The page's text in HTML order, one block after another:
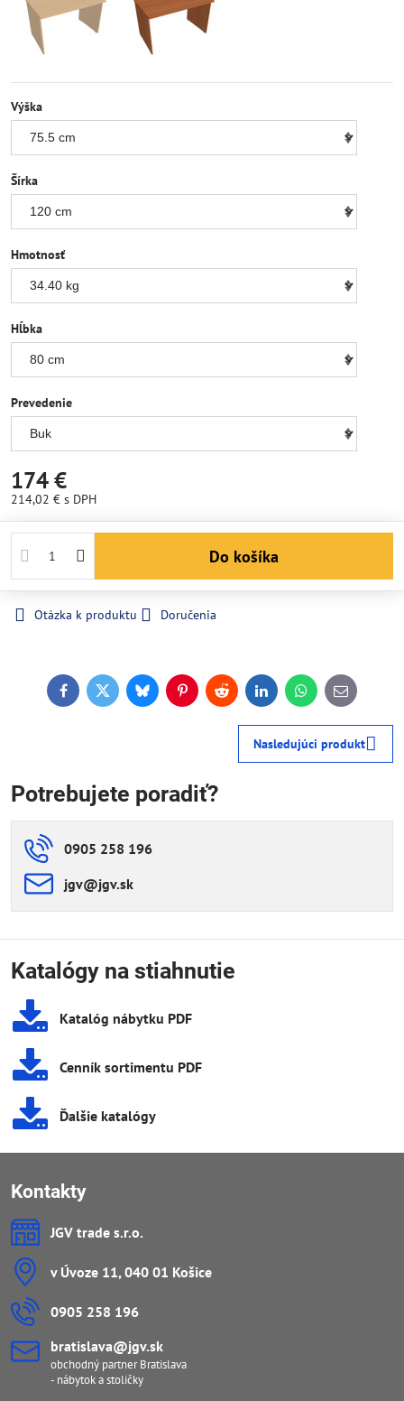
Výška
Šírka
Hmotnosť
Hĺbka
Prevedenie
174 €
214,02 € s DPH
Do košíka
Otázka k produktu Doručenia
FacebookTwitterBlueskyPinterestReddit LinkedInWhatsApp
E-
mail
Nasledujúci produkt
Potrebujete poradiť?
0905 258 196
jgv​@jgv​.sk
Katalógy na stiahnutie
Katalóg nábytku PDF
Cenník sortimentu PDF
Ďalšie katalógy
Kontakty
JGV trade s​.r​.o​.
v Úvoze 11, 040 01 Košice
0905 258 196
bratislava​@jgv​.sk
obchodný partner Bratislava
- nábytok a stoličky